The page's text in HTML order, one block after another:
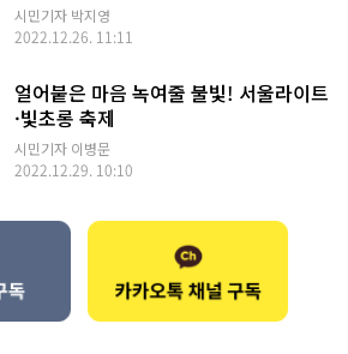
시민기자 박지영
2022.12.26. 11:11
얼어붙은 마음 녹여줄 불빛! 서울라이트
·빛초롱 축제
시민기자 이병문
2022.12.29. 10:10